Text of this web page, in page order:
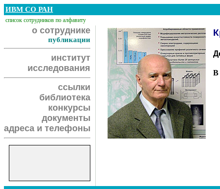
ИВМ СО РАН
список сотрудников по алфавиту
о сотруднике
публикации
институт
исследования
ссылки
библиотека
конкурсы
документы
адреса и телефоны
В